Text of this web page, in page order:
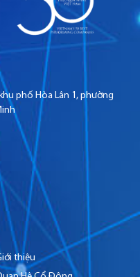
phố Hòa Lân 1, phường
thiệu